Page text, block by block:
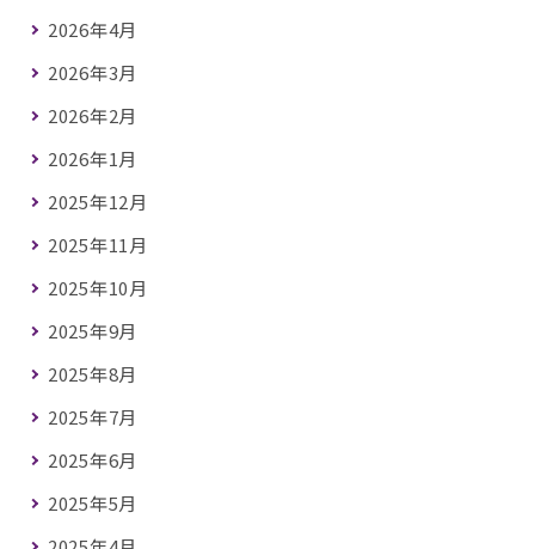
2026年4月
2026年3月
2026年2月
2026年1月
2025年12月
2025年11月
2025年10月
2025年9月
2025年8月
2025年7月
2025年6月
2025年5月